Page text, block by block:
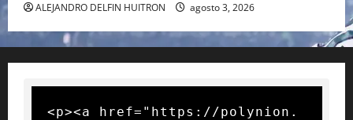
ALEJANDRO DELFIN HUITRON agosto 3, 2026
<p><a href="https://polynion.